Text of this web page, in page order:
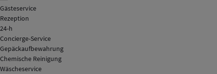
Gästeservice
Rezeption
24-h
Concierge-Service
Gepäckaufbewahrung
Chemische Reinigung
Wäscheservice